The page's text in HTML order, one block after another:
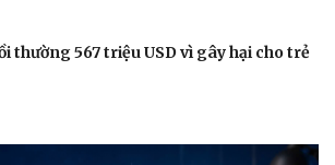
thường 567 triệu USD vì gây hại cho trẻ